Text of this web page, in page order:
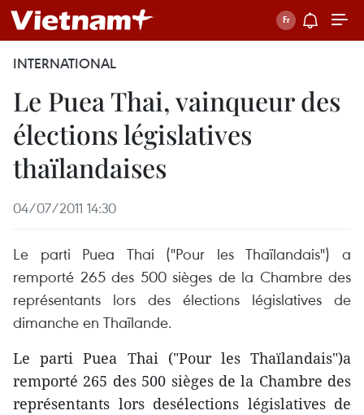
INTERNATIONAL
Le Puea Thai, vainqueur des
élections législatives
thaïlandaises
04/07/2011 14:30
Le parti Puea Thai ("Pour les Thaïlandais") a
remporté 265 des 500 sièges de la Chambre des
représentants lors des élections législatives de
dimanche en Thaïlande.
Le parti Puea Thai ("Pour les Thaïlandais")a
remporté 265 des 500 sièges de la Chambre des
représentants lors desélections législatives de